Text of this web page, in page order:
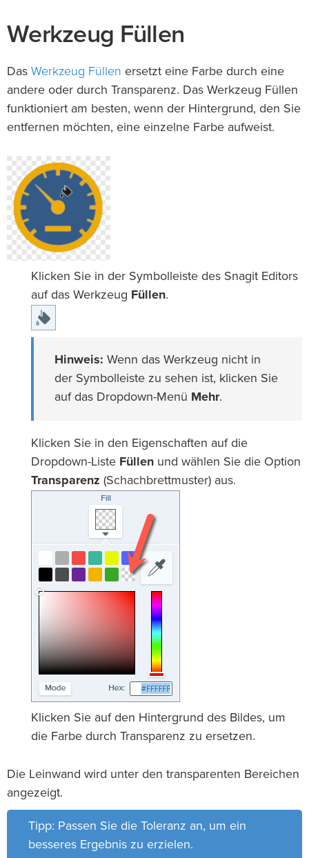
Werkzeug Füllen
Das Werkzeug Füllen ersetzt eine Farbe durch eine
andere oder durch Transparenz. Das Werkzeug Füllen
funktioniert am besten, wenn der Hintergrund, den Sie
entfernen möchten, eine einzelne Farbe aufweist.
Klicken Sie in der Symbolleiste des Snagit Editors
auf das Werkzeug Füllen.
Hinweis: Wenn das Werkzeug nicht in
der Symbolleiste zu sehen ist, klicken Sie
auf das Dropdown-Menü Mehr.
Klicken Sie in den Eigenschaften auf die
Dropdown-Liste Füllen und wählen Sie die Option
Transparenz (Schachbrettmuster) aus.
Klicken Sie auf den Hintergrund des Bildes, um
die Farbe durch Transparenz zu ersetzen.
Die Leinwand wird unter den transparenten Bereichen
angezeigt.
Tipp: Passen Sie die Toleranz an, um ein
besseres Ergebnis zu erzielen.